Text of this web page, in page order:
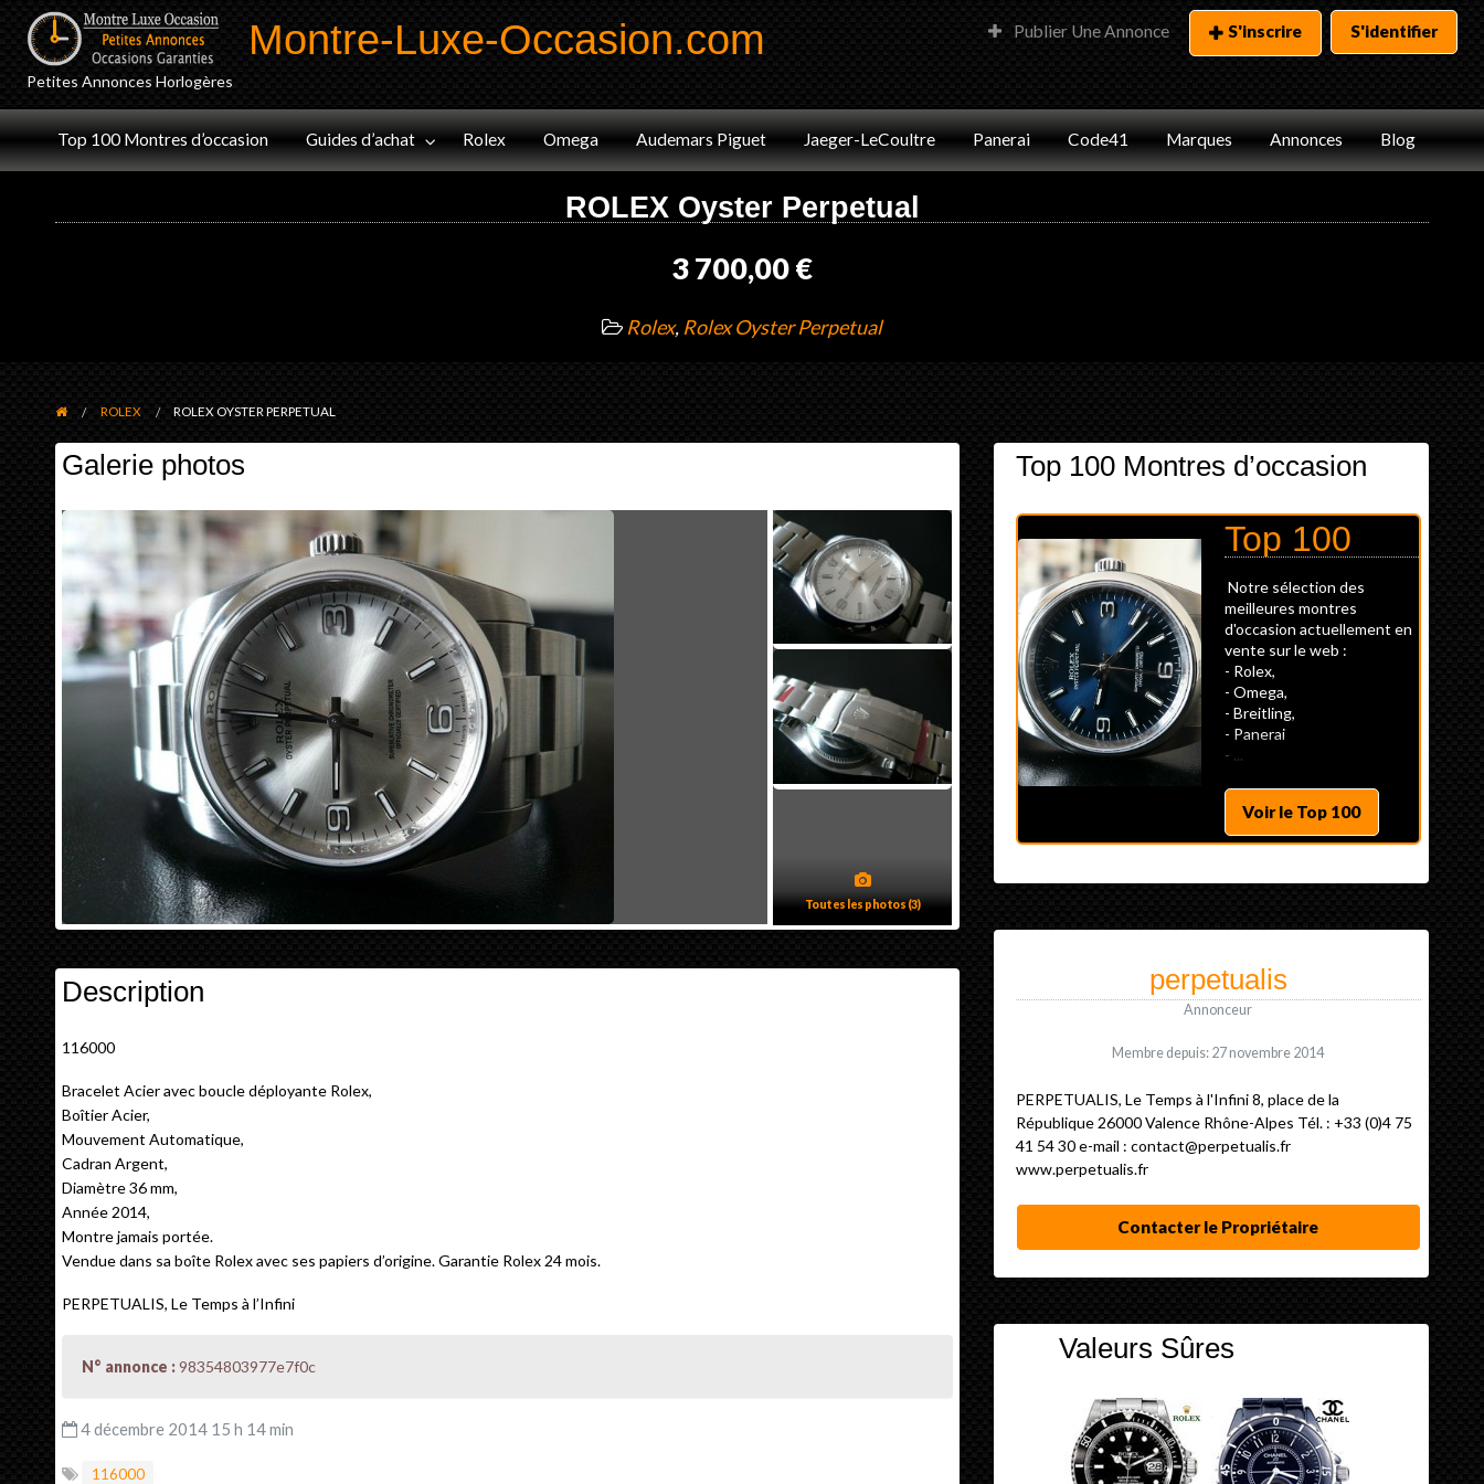
Omega
Audemars
Piguet
Jaeger-
LeCoultre
Panerai Code41 Marques Annonces Blog
Publier Une Annonce S'inscrire S'identifier
Montre-Luxe-Occasion.com
Petites Annonces Horlogères
Top 100 Montres d’occasion Guides d’achat Rolex Omega Audemars Piguet Jaeger-LeCoultre Panerai Code41 Marques Annonces Blog
ROLEX Oyster Perpetual
3 700,00 €
Rolex, Rolex Oyster Perpetual
ROLEX ROLEX OYSTER PERPETUAL
Galerie photos
Toutes les photos (3)
Description
116000
Bracelet Acier avec boucle déployante Rolex,
Boîtier Acier,
Mouvement Automatique,
Cadran Argent,
Diamètre 36 mm,
Année 2014,
Montre jamais portée.
Vendue dans sa boîte Rolex avec ses papiers d’origine. Garantie Rolex 24 mois.
PERPETUALIS, Le Temps à l’Infini
N° annonce :98354803977e7f0c
4 décembre 2014 15 h 14 min
116000
Top 100 Montres d’occasion
Top 100
Notre sélection des
meilleures montres
d'occasion actuellement en
vente sur le web :
- Rolex,
- Omega,
- Breitling,
- Panerai
- ...
Voir le Top 100
perpetualis
Annonceur
Membre depuis: 27 novembre 2014
PERPETUALIS, Le Temps à l'Infini 8, place de la
République 26000 Valence Rhône-Alpes Tél. : +33 (0)4 75
41 54 30 e-mail : contact@perpetualis.fr
www.perpetualis.fr
Contacter le Propriétaire
Valeurs Sûres